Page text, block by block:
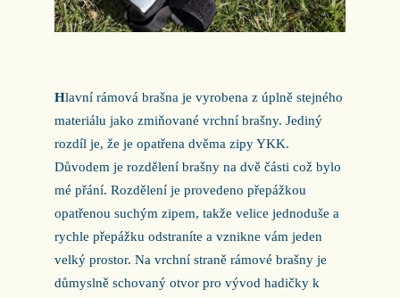
Hlavní rámová brašna je vyrobena z úplně stejného
materiálu jako zmiňované vrchní brašny. Jediný
rozdíl je, že je opatřena dvěma zipy YKK.
Důvodem je rozdělení brašny na dvě části což bylo
mé přání. Rozdělení je provedeno přepážkou
opatřenou suchým zipem, takže velice jednoduše a
rychle přepážku odstraníte a vznikne vám jeden
velký prostor. Na vrchní straně rámové brašny je
důmyslně schovaný otvor pro vývod hadičky k